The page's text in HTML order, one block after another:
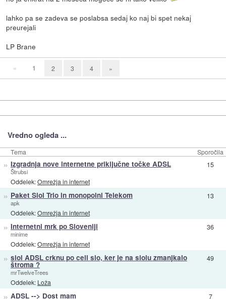
lahko pa se zadeva se poslabsa sedaj ko naj bi spet nekaj
preurejali
LP Brane
« 1 2 3 4 »
Vredno ogleda ...
Tema Sporočila
» Izgradnja nove internetne priključne točke ADSL
Štrubsi
Oddelek:Omrežja in internet
15
» Paket Siol Trio in monopolni Telekom
apk
Oddelek:Omrežja in internet
13
» Internetni mrk po Sloveniji
minime
Oddelek:Omrežja in internet
36
» siol ADSL crknu po celi slo, ker je na siolu zmanjkalo
štroma ?
mrTwelveTrees
Oddelek: Loža
49
» ADSL --> Dost mam 7